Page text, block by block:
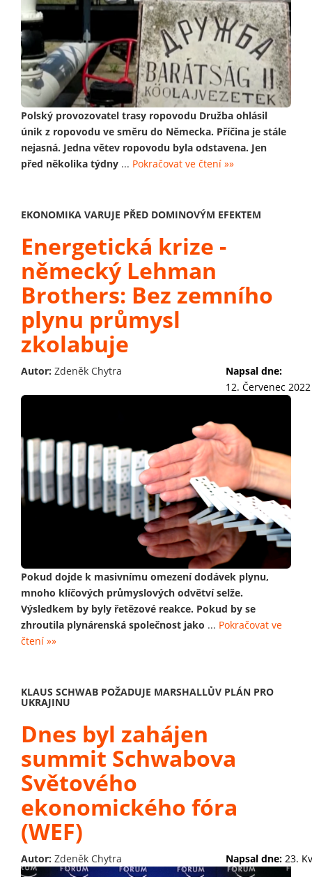
Polský provozovatel trasy ropovodu Družba ohlásil
únik z ropovodu ve směru do Německa. Příčina je stále
nejasná. Jedna větev ropovodu byla odstavena. Jen
před několika týdny ... Pokračovat ve čtení »»
EKONOMIKA VARUJE PŘED DOMINOVÝM EFEKTEM
Energetická krize -
německý Lehman
Brothers: Bez zemního
plynu průmysl
zkolabuje
Autor: Zdeněk Chytra
Napsal dne:
12. Červenec 2022
Pokud dojde k masivnímu omezení dodávek plynu,
mnoho klíčových průmyslových odvětví selže.
Výsledkem by byly řetězové reakce. Pokud by se
zhroutila plynárenská společnost jako ... Pokračovat ve
čtení »»
KLAUS SCHWAB POŽADUJE MARSHALLŮV PLÁN PRO
UKRAJINU
Dnes byl zahájen
summit Schwabova
Světového
ekonomického fóra
(WEF)
Autor: Zdeněk Chytra Napsal dne: 23.